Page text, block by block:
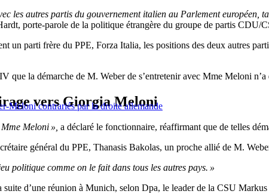
les autres partis du gouvernement italien au Parlement européen,
porte-parole de la politique étrangère du groupe de partis CDU/
un parti frère du PPE, Forza Italia, les positions des deux autres
la démarche de M. Weber de s’entretenir avec Mme Meloni n’a
Meloni contrariés par la droite allemande
vers Giorgia Meloni
Meloni », a déclaré le fonctionnaire, réaffirmant que de telles
général du PPE, Thanasis Bakolas, un proche allié de M.
politique comme on le fait dans tous les autres pays. »
suite d’une réunion à Munich, selon Dpa, le leader de la CSU